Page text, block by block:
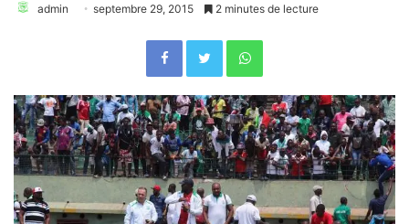
admin septembre 29, 2015 2 minutes de lecture
FacebookTwitterWhatsApp